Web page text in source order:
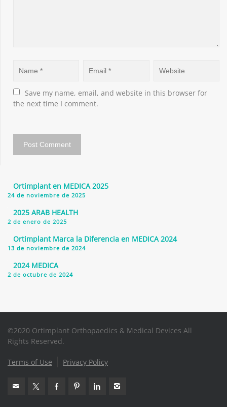
Save my name, email, and website in this browser for
the next time I comment.
Ortimplant en MEDICA 2025
24 de noviembre de 2025
2025 ARAB HEALTH
2 de enero de 2025
Ortimplant Marca la Diferencia en MEDICA 2024
13 de noviembre de 2024
2024 MEDICA
2 de octubre de 2024
©2020 Ortimplant Orthopaedics & Medical Devices All
Rights Reserved.
Terms of Use Privacy Policy